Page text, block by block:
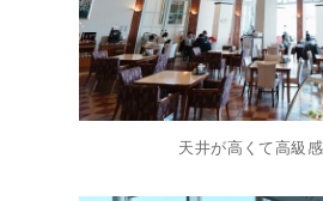
天井が高くて高級感